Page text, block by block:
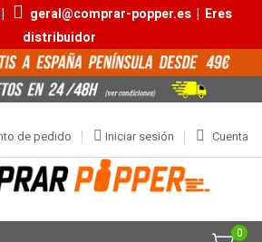
geral@comprar-popper.es| Eres
distribuidor
Cuenta
Iniciar sesión
de pedido
0